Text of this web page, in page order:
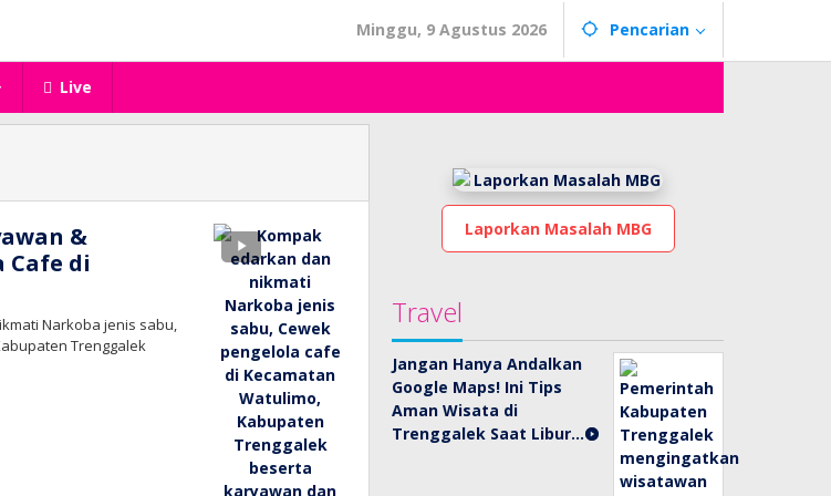
Minggu, 9 Agustus 2026 Pencarian
Live
&
Cafe di
Narkoba jenis sabu,
Trenggalek
Laporkan Masalah MBG
Travel
Jangan Hanya Andalkan
Google Maps! Ini Tips
Aman Wisata di
Trenggalek Saat Libur…